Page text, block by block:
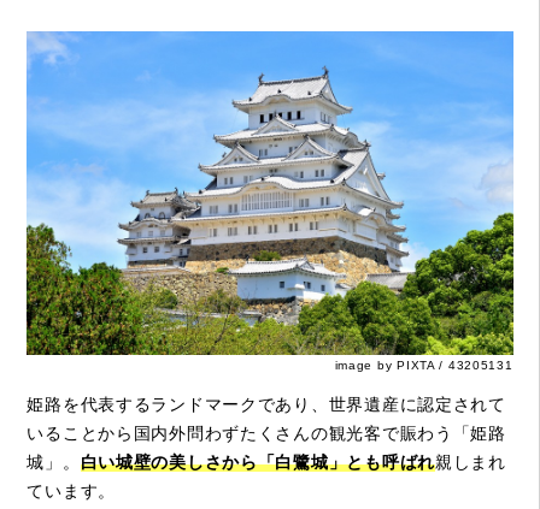
image by PIXTA / 43205131
姫路を代表するランドマークであり、世界遺産に認定されて
いることから国内外問わずたくさんの観光客で賑わう「姫路
城」。 白い城壁の美しさから「白鷺城」とも呼ばれ親しまれ
ています。